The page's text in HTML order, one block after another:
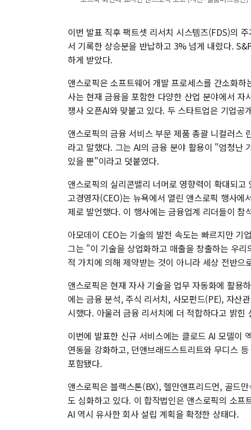
이번 발표 직후 팩트셋 리서치 시스템즈(FDS)의
서 기록한 상승분을 반납하고 3% 넘게 내렸다.
하게 받았다.
앤스로픽은 소프트웨어 개발 프로세스를 간소화
사는 현재 금융을 포함한 다양한 산업 분야에서
쟁사 오픈AI와 맞붙고 있다. 두 스타트업은 기업
앤스로픽의 금융 서비스 부문 제품 총괄 니컬러스
라고 말했다. 그는 AI의 금융 분야 활용이 "엄청난
있을 뿐"이라고 덧붙였다.
앤스로픽의 실리콘밸리 너머로 영향력이 확대되
고경영자(CEO)는 뉴욕에서 열린 앤스로픽 행사
제로 발언했다. 이 행사에는 금융업계 리더들이 참
아모데이 CEO는 기술의 발전 속도는 빠르지만 기
그는 "이 기술을 상업화하고 매출을 창출하는 우
적 가치에 의해 제약받는 것이 아니라 세상 전반
앤스로픽은 현재 자사 기술을 업무 자동화에 활용
에는 금융 분석, 주식 리서치, 사모펀드(PE), 자산
시했다. 아울러 금융 리서치에 더 적합하다고 밝힌
이번에 발표한 신규 서비스에는 클로드 AI 모델이
연동을 강화하고, 던앤브래드스트리트와 무디스
포함됐다.
앤스로픽은 블랙스톤(BX), 헬만앤프리드먼, 골드
도 심화하고 있다. 이 합작법인은 앤스로픽의 소
AI 역시 유사한 회사 설립 계획을 확정한 상태다.